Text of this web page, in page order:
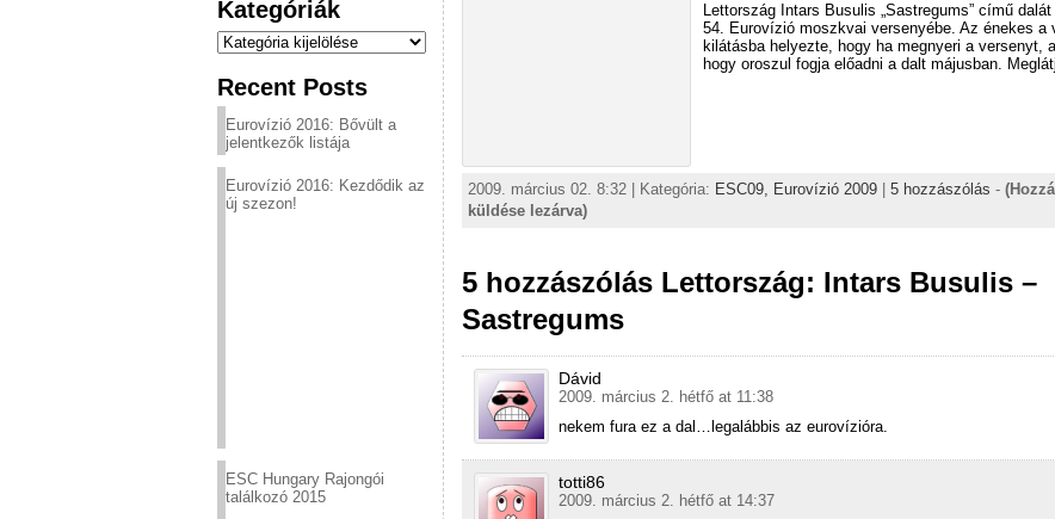
Kategóriák
Kategóriák
Recent Posts
Eurovízió 2016: Bővült a
jelentkezők listája
Eurovízió 2016: Kezdődik az
új szezon!
ESC Hungary Rajongói
találkozó 2015
Lettország Intars Busulis „Sastregums” című
54. Eurovízió moszkvai versenyébe. Az énekes a
kilátásba helyezte, hogy ha megnyeri a versenyt,
hogy oroszul fogja előadni a dalt májusban.
2009. március 02. 8:32 | Kategória: ESC09, Eurovízió 2009 5 hozzászólás -
küldése lezárva)
5 hozzászólás Lettország: Intars Busulis –
Sastregums
Dávid
2009. március 2. hétfő at 11:38
nekem fura ez a dal…legalábbis az eurovízióra.
totti86
2009. március 2. hétfő at 14:37